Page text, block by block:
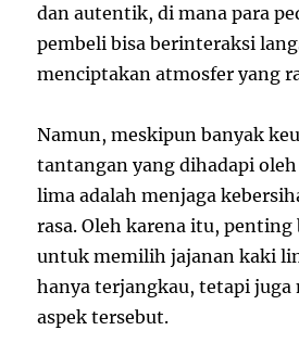
dan autentik, di mana para
pembeli bisa berinteraksi
menciptakan atmosfer yang
Namun, meskipun banyak
tantangan yang dihadapi
lima adalah menjaga
rasa. Oleh karena itu, penting
untuk memilih jajanan kaki
hanya terjangkau, tetapi juga
aspek tersebut.